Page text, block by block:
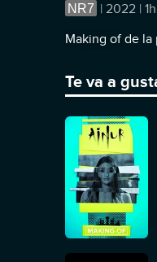
NR7 | 2022 |
Making of de la
Te va a